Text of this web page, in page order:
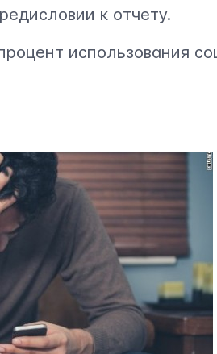
к отчету.
использования